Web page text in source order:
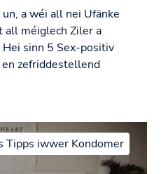
un, a wéi all nei Ufänke
méiglech Ziler a
Hei sinn 5 Sex-positiv
zefriddestellend
Tipps iwwer Kondomer